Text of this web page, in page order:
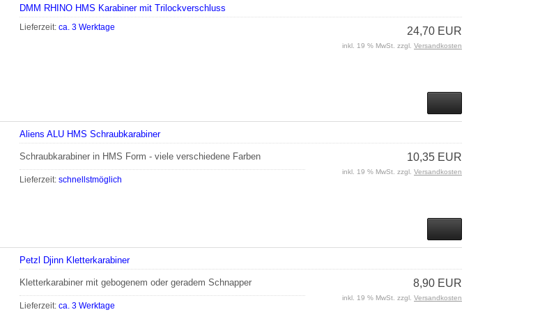
DMM RHINO HMS Karabiner mit Trilockverschluss
Lieferzeit:ca. 3 Werktage 24,70 EUR
inkl. 19 % MwSt. zzgl. Versandkosten
Aliens ALU HMS Schraubkarabiner
Schraubkarabiner in HMS Form - viele verschiedene Farben
Lieferzeit:schnellstmöglich
10,35 EUR
inkl. 19 % MwSt. zzgl. Versandkosten
Petzl Djinn Kletterkarabiner
Kletterkarabiner mit gebogenem oder geradem Schnapper
Lieferzeit:ca. 3 Werktage
8,90 EUR
inkl. 19 % MwSt. zzgl. Versandkosten